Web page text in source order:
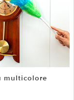
multicolore